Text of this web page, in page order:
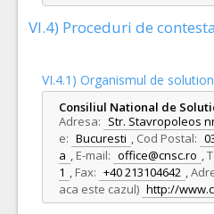
VI.4) Proceduri de
VI.4.1) Organismul de
Consiliul National de
Adresa: Str. Stavropoleos
e: Bucuresti , Cod Postal:
a , E-mail: office@cnsc.ro ,
1 , Fax: +40 213104642 ,
aca este cazul) http://